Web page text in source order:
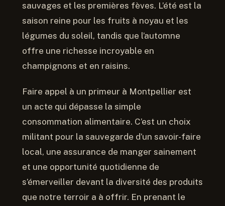
sauvages et les premières fèves. L’été est la
saison reine pour les fruits à noyau et les
légumes du soleil, tandis que l’automne
offre une richesse incroyable en
champignons et en raisins.
Faire appel à un primeur à Montpellier est
un acte qui dépasse la simple
consommation alimentaire. C’est un choix
militant pour la sauvegarde d’un savoir-faire
local, une assurance de manger sainement
et une opportunité quotidienne de
s’émerveiller devant la diversité des produits
que notre terroir a à offrir. En prenant le